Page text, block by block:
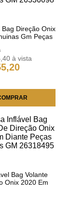
Bag Direção Onix
Gm Peças
,40 à vista
,20
Bag Volante
Onix 2020 Em